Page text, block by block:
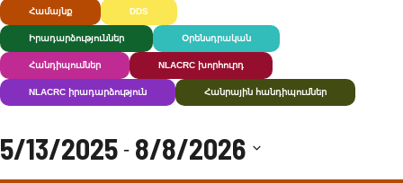
Համայնք DDS
Իրադարձություններ Օրենսդրական
Հանդիպումներ NLACRC խորհուրդ
NLACRC իրադարձություն Հանրային հանդիպումներ
5/13/2025 - 8/8/2026